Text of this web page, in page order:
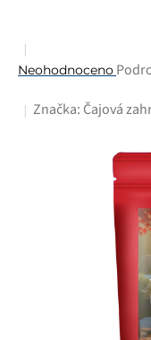
Průměrné
produktu
Neohodnoceno
Značka: Čajová